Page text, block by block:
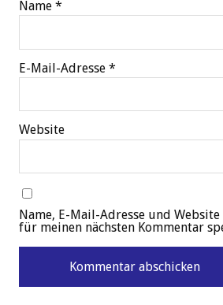
Name *
E-Mail-Adresse *
Website
Name, E-Mail-Adresse und
für meinen nächsten Kommentar